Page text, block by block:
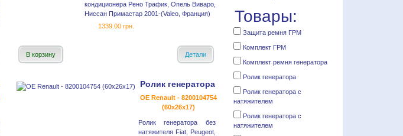
кондиционера Рено Трафик, Опель Виваро,
Ниссан Примастар 2001-(Valeo, Франция)
1339.00 грн.
В корзину Детали
Ролик генератора
OE Renault - 8200104754
(60x26x17)
Ролик генератора без
натяжителя Fiat, Peugeot,
Товары:
Защита ремня ГРМ
Комплект ГРМ
Комплект ремня генератора
Ролик генератора
Ролик генератора с
натяжителем
Ролик генератора с
натяжителем